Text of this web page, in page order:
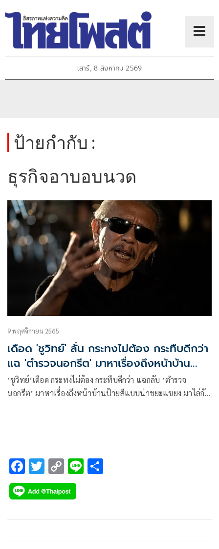
เสาร์, 8 สิงหาคม 2569
ป้ายกำกับ :
ธุรกิจอาบอบนวด
9 พฤศจิกายน 2565
เดือด 'ชูวิทย์' ลั่น กระทงไม่ต้อง กระทืบดีกว่า
แฉ 'ตำรวจนอกรีต' มาหาเรื่องถึงหน้าบ้าน
พร้อมชนเป็นชน
‘ชูวิทย์’เดือด กระทงไม่ต้อง กระทืบดีกว่า แฉกลับ ‘ตำรวจ
นอกรีต’ มาหาเรื่องถึงหน้าบ้านป้ายสีแบบน่าขยะแขยง มาไล่กัด
F
ac
e
T
wi
tt
C
o
p
Li